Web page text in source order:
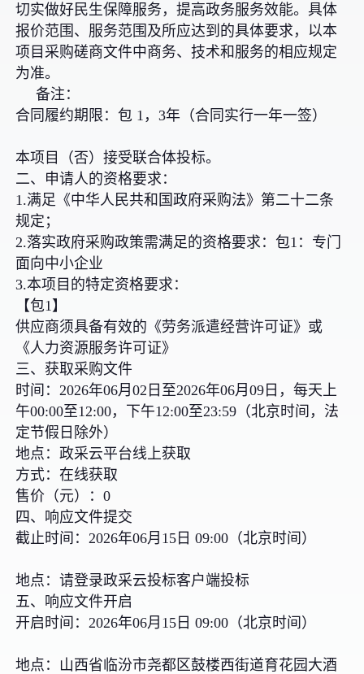
切实做好民生保障服务，提高政务服务效能。具体
报价范围、服务范围及所应达到的具体要求，以本
项目采购磋商文件中商务、技术和服务的相应规定
为准。
备注：
合同履约期限：包 1，3年（合同实行一年一签）
本项目（否）接受联合体投标。
二、申请人的资格要求：
1.满足《中华人民共和国政府采购法》第二十二条
规定；
2.落实政府采购政策需满足的资格要求：包1：专门
面向中小企业
3.本项目的特定资格要求：
【包1】
供应商须具备有效的《劳务派遣经营许可证》或
《人力资源服务许可证》
三、获取采购文件
时间：2026年06月02日至2026年06月09日，每天上
午00:00至12:00，下午12:00至23:59（北京时间，法
定节假日除外）
地点：政采云平台线上获取
方式：在线获取
售价（元）：0
四、响应文件提交
截止时间：2026年06月15日 09:00（北京时间）
地点：请登录政采云投标客户端投标
五、响应文件开启
开启时间：2026年06月15日 09:00（北京时间）
地点：山西省临汾市尧都区鼓楼西街道育花园大酒